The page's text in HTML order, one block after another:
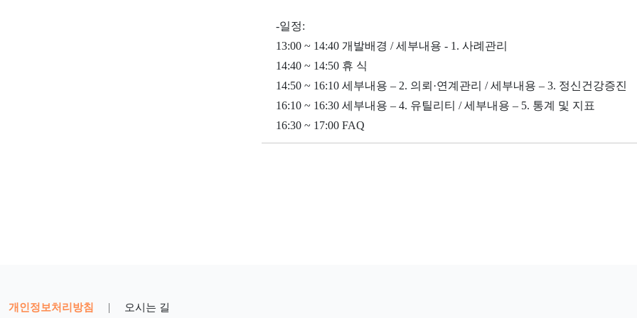
-일정:
13:00 ~ 14:40 개발배경 / 세부내용 - 1. 사례관리
14:40 ~ 14:50 휴 식
14:50 ~ 16:10 세부내용 – 2. 의뢰·연계관리 / 세부내용 – 3. 정신건강증진
16:10 ~ 16:30 세부내용 – 4. 유틸리티 / 세부내용 – 5. 통계 및 지표
16:30 ~ 17:00 FAQ
개인정보처리방침 | 오시는 길